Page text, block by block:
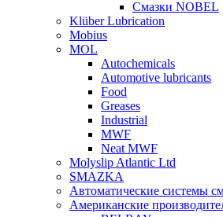
Смазки NOBEL
Klüber Lubrication
Mobius
MOL
Autochemicals
Automotive lubricants
Food
Greases
Industrial
MWF
Neat MWF
Molyslip Atlantic Ltd
SMAZKA
Автоматические системы
Американские